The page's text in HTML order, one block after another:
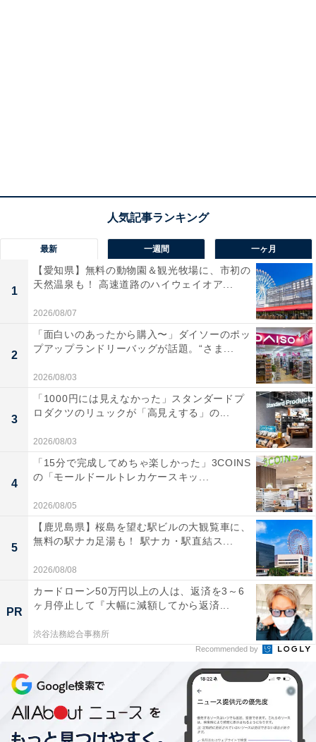
最新 一週間 一ヶ月
1
【愛知県】無料の動物園＆観光牧場に、市初の
天然温泉も！ 高速道路のハイウェイオア...
2026/08/07
2
「面白いのあったから購入〜」ダイソーのポッ
プアップランドリーバッグが話題。“さま...
2026/08/03
3
「1000円には見えなかった」スタンダードプ
ロダクツのリュックが「高見えする」の...
2026/08/03
4
「15分で完成してめちゃ楽しかった」3COINS
の「モールドールトレカケースキッ...
2026/08/05
5
【鹿児島県】桜島を望む駅ビルの大観覧車に、
無料の駅ナカ足湯も！ 駅ナカ・駅直結ス...
2026/08/08
PR
カードローン50万円以上の人は、返済を3～6
ヶ月停止して『大幅に減額してから返済...
渋谷法務総合事務所
Recommended by